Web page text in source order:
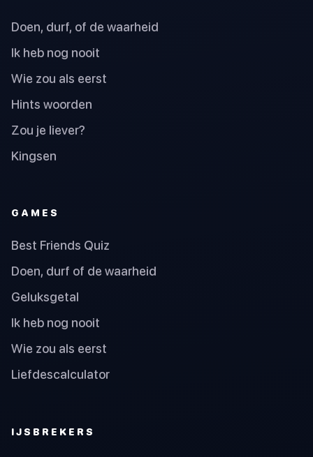
Doen, durf, of de waarheid
Ik heb nog nooit
Wie zou als eerst
Hints woorden
Zou je liever?
Kingsen
GAMES
Best Friends Quiz
Doen, durf of de waarheid
Geluksgetal
Ik heb nog nooit
Wie zou als eerst
Liefdescalculator
IJSBREKERS